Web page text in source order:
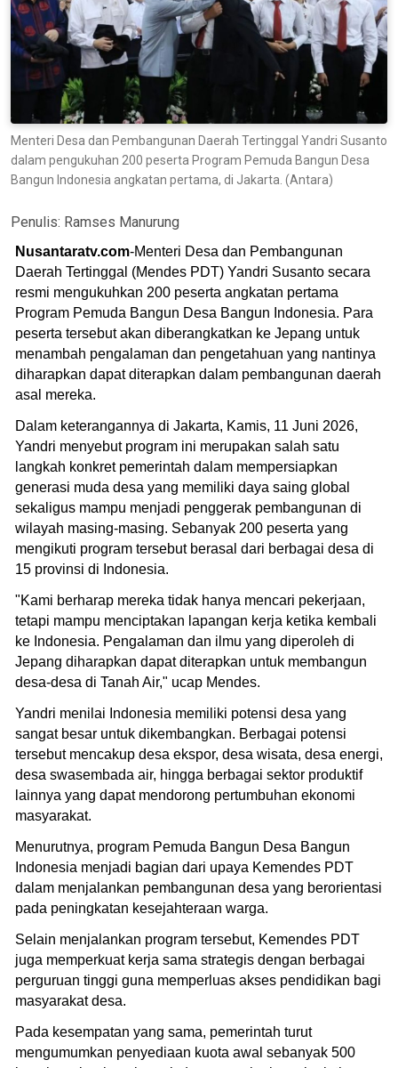
Menteri Desa dan Pembangunan Daerah Tertinggal Yandri Susanto
dalam pengukuhan 200 peserta Program Pemuda Bangun Desa
Bangun Indonesia angkatan pertama, di Jakarta. (Antara)
Penulis: Ramses Manurung
Nusantaratv.com-Menteri Desa dan Pembangunan
Daerah Tertinggal (Mendes PDT) Yandri Susanto secara
resmi mengukuhkan 200 peserta angkatan pertama
Program Pemuda Bangun Desa Bangun Indonesia. Para
peserta tersebut akan diberangkatkan ke Jepang untuk
menambah pengalaman dan pengetahuan yang nantinya
diharapkan dapat diterapkan dalam pembangunan daerah
asal mereka.
Dalam keterangannya di Jakarta, Kamis, 11 Juni 2026,
Yandri menyebut program ini merupakan salah satu
langkah konkret pemerintah dalam mempersiapkan
generasi muda desa yang memiliki daya saing global
sekaligus mampu menjadi penggerak pembangunan di
wilayah masing-masing. Sebanyak 200 peserta yang
mengikuti program tersebut berasal dari berbagai desa di
15 provinsi di Indonesia.
"Kami berharap mereka tidak hanya mencari pekerjaan,
tetapi mampu menciptakan lapangan kerja ketika kembali
ke Indonesia. Pengalaman dan ilmu yang diperoleh di
Jepang diharapkan dapat diterapkan untuk membangun
desa-desa di Tanah Air," ucap Mendes.
Yandri menilai Indonesia memiliki potensi desa yang
sangat besar untuk dikembangkan. Berbagai potensi
tersebut mencakup desa ekspor, desa wisata, desa energi,
desa swasembada air, hingga berbagai sektor produktif
lainnya yang dapat mendorong pertumbuhan ekonomi
masyarakat.
Menurutnya, program Pemuda Bangun Desa Bangun
Indonesia menjadi bagian dari upaya Kemendes PDT
dalam menjalankan pembangunan desa yang berorientasi
pada peningkatan kesejahteraan warga.
Selain menjalankan program tersebut, Kemendes PDT
juga memperkuat kerja sama strategis dengan berbagai
perguruan tinggi guna memperluas akses pendidikan bagi
masyarakat desa.
Pada kesempatan yang sama, pemerintah turut
mengumumkan penyediaan kuota awal sebanyak 500